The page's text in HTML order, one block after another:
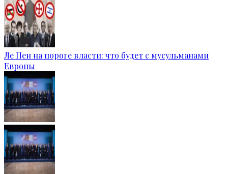
Ле Пен на пороге власти: что будет с мусульманами
Европы